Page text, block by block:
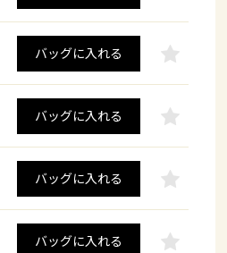
バッグに入れる
バッグに入れる
バッグに入れる
バッグに入れる